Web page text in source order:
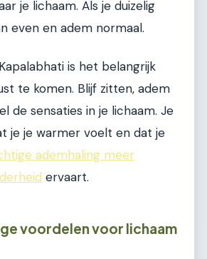
je lichaam. Als je duizelig
even en adem normaal.
is het belangrijk
te komen. Blijf zitten, adem
de sensaties in je lichaam. Je
je je warmer voelt en dat je
ademhaling meer
ervaart.
voordelen voor lichaam